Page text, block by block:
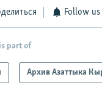
Follow us
part of
Архив Азаттыка